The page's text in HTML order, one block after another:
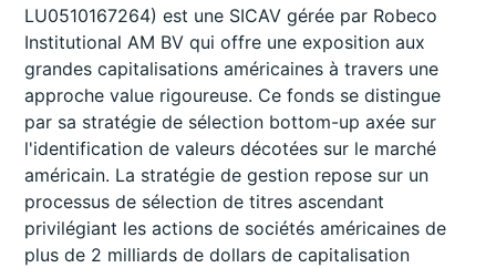
LU0510167264) est une SICAV gérée par Robeco
Institutional AM BV qui offre une exposition aux
grandes capitalisations américaines à travers une
approche value rigoureuse. Ce fonds se distingue
par sa stratégie de sélection bottom-up axée sur
l'identification de valeurs décotées sur le marché
américain. La stratégie de gestion repose sur un
processus de sélection de titres ascendant
privilégiant les actions de sociétés américaines de
plus de 2 milliards de dollars de capitalisation